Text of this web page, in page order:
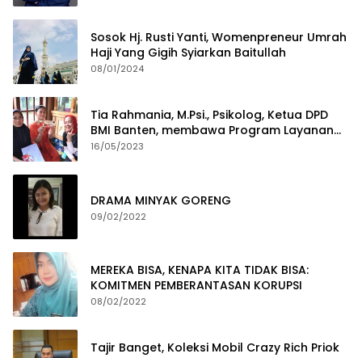
Sosok Hj. Rusti Yanti, Womenpreneur Umrah
Haji Yang Gigih Syiarkan Baitullah
08/01/2024
Tia Rahmania, M.Psi., Psikolog, Ketua DPD
BMI Banten, membawa Program Layanan
Pembuatan Dokumen Kependudukan
16/05/2023
DRAMA MINYAK GORENG
09/02/2022
MEREKA BISA, KENAPA KITA TIDAK BISA:
KOMITMEN PEMBERANTASAN KORUPSI
08/02/2022
Tajir Banget, Koleksi Mobil Crazy Rich Priok